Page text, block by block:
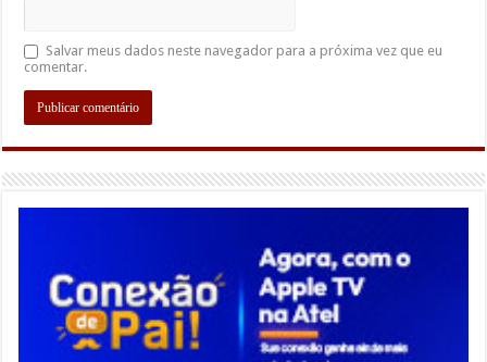
Salvar meus dados neste navegador para a próxima vez que eu
comentar.